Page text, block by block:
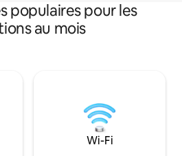
populaires pour les
au mois
Wi-Fi